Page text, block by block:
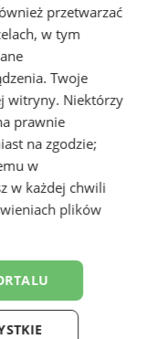
przetwarzać
w tym
Twoje
witryny. Niektórzy
prawnie
na zgodzie;
w
w każdej chwili
plików